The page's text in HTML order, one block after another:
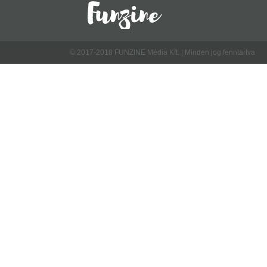
© 2017-2018 FUNZINE Média Kft. | Minden jog fenntartva